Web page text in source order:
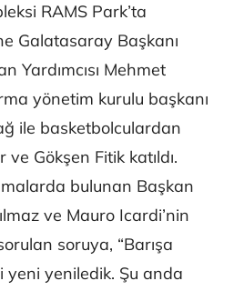
RAMS Park’ta
Galatasaray Başkanı
Yardımcısı Mehmet
yönetim kurulu başkanı
ile basketbolculardan
Gökşen Fitik katıldı.
bulunan Başkan
ve Mauro Icardi’nin
soruya, “Barışa
yeni yeniledik. Şu anda